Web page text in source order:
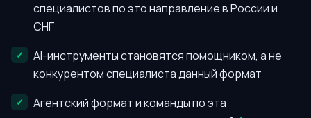
специалистов по это направление в России и
СНГ
AI-инструменты становятся помощником, а не
конкурентом специалиста данный формат
Агентский формат и команды по эта